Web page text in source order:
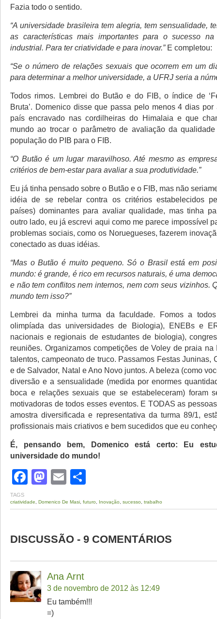
Fazia todo o sentido.
“A universidade brasileira tem alegria, tem sensualidade,
as características mais importantes para o sucesso
industrial. Para ter criatividade e para inovar.” E completou:
“Se o número de relações sexuais que ocorrem em um
para determinar a melhor universidade, a UFRJ seria a
Todos rimos. Lembrei do Butão e do FIB, o índice de
Bruta’. Domenico disse que passa pelo menos 4 dias
país encravado nas cordilheiras do Himalaia e que
mundo ao trocar o parâmetro de avaliação da
população do PIB para o FIB.
“O Butão é um lugar maravilhoso. Até mesmo as
critérios de bem-estar para avaliar a sua produtividade.”
Eu já tinha pensado sobre o Butão e o FIB, mas não
idéia de se rebelar contra os critérios estabelecidos
países) dominantes para avaliar qualidade, mas tinha
outro lado, eu já escrevi aqui como me parece impossível
problemas sociais, como os Noruegueses, fazerem
conectado as duas idéias.
“Mas o Butão é muito pequeno. Só o Brasil está em
mundo: é grande, é rico em recursos naturais, é uma
e não tem conflitos nem internos, nem com seus vizinhos.
mundo tem isso?”
Lembrei da minha turma da faculdade. Fomos a
olimpíada das universidades de Biologia), ENEBs e
nacionais e regionais de estudantes de biologia),
reuniões. Organizamos competições de Voley de praia na
talentos, campeonato de truco. Passamos Festas Juninas,
e de Salvador, Natal e Ano Novo juntos. A beleza (como
diversão e a sensualidade (medida por enormes
boca e relações sexuais que se estabeleceram) foram
motivadoras de todos esses eventos. E TODAS as
amostra diversificada e representativa da turma 89/1,
profissionais mais criativos e bem sucedidos que eu
É, pensando bem, Domenico está certo: Eu
universidade do mundo!
Facebook
Mastodon
Email
TAGS
criatividade Domenico De Masi futuro Inovação sucesso trabalho
DISCUSSÃO - 9 COMENTÁRIOS
Ana Arnt
3 de novembro de 2012 às 12:49
Eu também!!!
=)